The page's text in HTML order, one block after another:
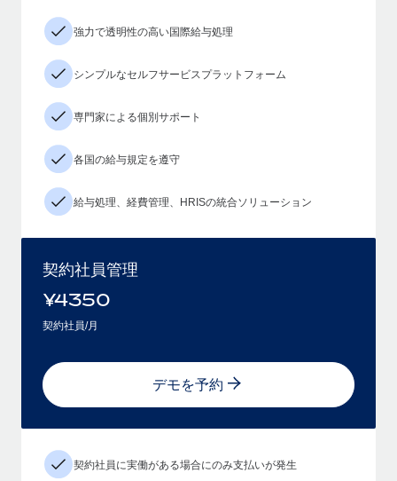
強力で透明性の高い国際給与処理
シンプルなセルフサービスプラットフォーム
専門家による個別サポート
各国の給与規定を遵守
給与処理、経費管理、HRISの統合ソリューション
契約社員管理
¥4350
契約社員/月
デモを予約
契約社員に実働がある場合にのみ支払いが発生